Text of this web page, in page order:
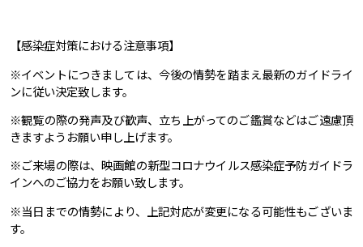
【感染症対策における注意事項】
※イベントにつきましては、今後の情勢を踏まえ最新のガイドライ
ンに従い決定致します。
※観覧の際の発声及び歓声、立ち上がってのご鑑賞などはご遠慮頂
きますようお願い申し上げます。
※ご来場の際は、映画館の新型コロナウイルス感染症予防ガイドラ
インへのご協力をお願い致します。
※当日までの情勢により、上記対応が変更になる可能性もございま
す。